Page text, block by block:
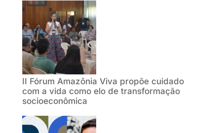
II Fórum Amazônia Viva propõe cuidado
com a vida como elo de transformação
socioeconômica